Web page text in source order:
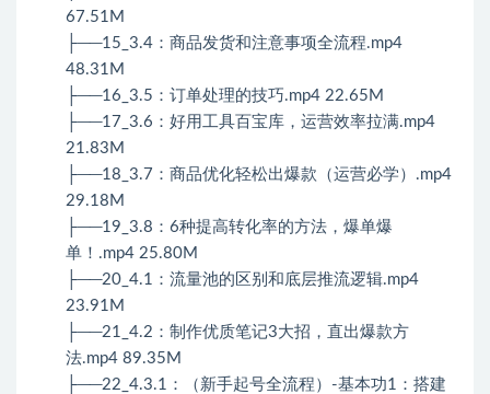
67.51M
├──15_3.4：商品发货和注意事项全流程.mp4
48.31M
├──16_3.5：订单处理的技巧.mp4 22.65M
├──17_3.6：好用工具百宝库，运营效率拉满.mp4
21.83M
├──18_3.7：商品优化轻松出爆款（运营必学）.mp4
29.18M
├──19_3.8：6种提高转化率的方法，爆单爆
单！.mp4 25.80M
├──20_4.1：流量池的区别和底层推流逻辑.mp4
23.91M
├──21_4.2：制作优质笔记3大招，直出爆款方
法.mp4 89.35M
├──22_4.3.1：（新手起号全流程）-基本功1：搭建